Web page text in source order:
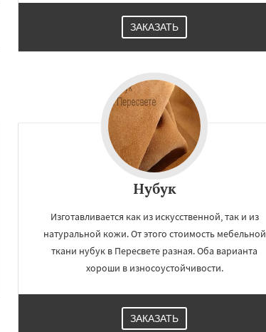
ЗАКАЗАТЬ
Нубук
Изготавливается как из искусственной, так и из
натуральной кожи. От этого стоимость мебельной
ткани нубук в Пересвете разная. Оба варианта
хороши в износоустойчивости.
ЗАКАЗАТЬ